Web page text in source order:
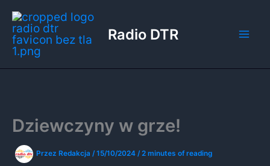
Przejdź
do
treści
Radio DTR
Dziewczyny w grze!
Przez Redakcja /15/10/2024 /2 minutes of reading